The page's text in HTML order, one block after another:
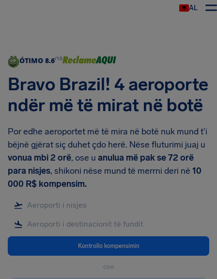
AL
ÓTIMO 8.6/10
Bravo Brazil! 4 aeroporte
ndër më të mirat në botë
Por edhe aeroportet më të mira në botë nuk mund t'i
bëjnë gjërat siç duhet çdo herë. Nëse fluturimi juaj u
vonua mbi 2 orë, ose u anulua më pak se 72 orë
para nisjes, shikoni nëse mund të merrni deri në 10
000 R$ kompensim.
Kontrollo kompensimin
ose